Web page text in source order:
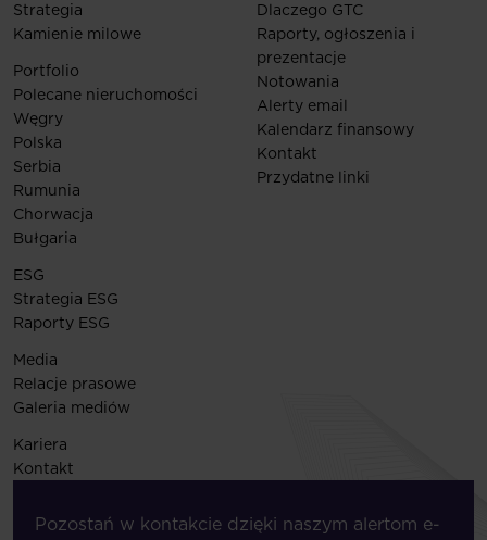
Strategia
Kamienie milowe
Portfolio
Polecane nieruchomości
Węgry
Polska
Serbia
Rumunia
Chorwacja
Bułgaria
Dlaczego GTC
Raporty, ogłoszenia i
prezentacje
Notowania
Alerty email
Kalendarz finansowy
Kontakt
Przydatne linki
ESG
Strategia ESG
Raporty ESG
Media
Relacje prasowe
Galeria mediów
Kariera
Kontakt
Pozostań w kontakcie dzięki naszym alertom e-